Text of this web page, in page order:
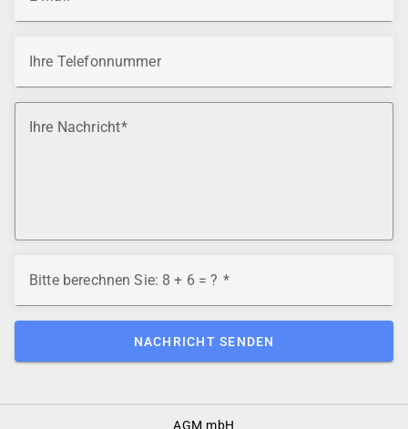
Ihre Telefonnummer
Ihre Nachricht
Bitte berechnen Sie: 8 + 6 = ?
NACHRICHT SENDEN
AGM mbH